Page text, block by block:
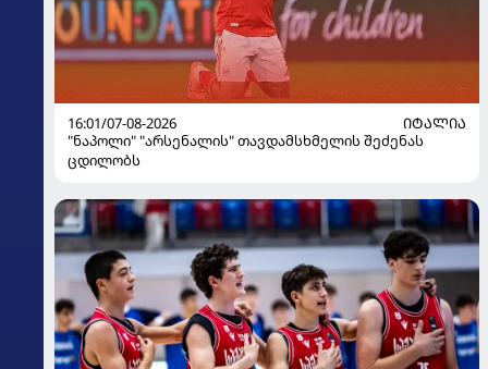
16:01/07-08-2026
ᲘᲢᲐᲚᲘᲐ
"ნაპოლი" "არსენალის" თავდამსხმელის შეძენას
ცდილობს